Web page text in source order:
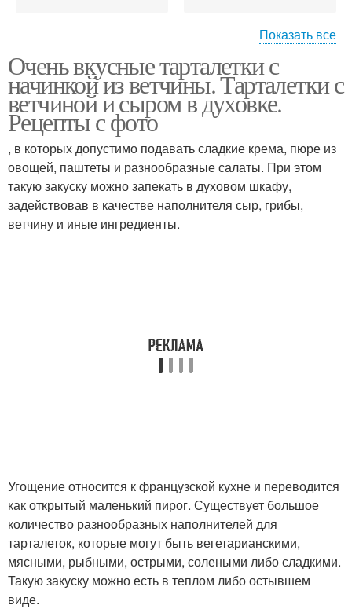
Тарталетки с курицей Тарталетки с овощами
Тарталетки с сыром
Оригинальные
тарталетки
Закуска в тарталетках Вкусные рецепты
Тарталетки с красной Вкусные начинки
Показать все
Очень вкусные тарталетки с
начинкой из ветчины. Тарталетки с
ветчиной и сыром в духовке.
Рецепты с фото
, в которых допустимо подавать сладкие крема, пюре из
овощей, паштеты и разнообразные салаты. При этом
такую закуску можно запекать в духовом шкафу,
задействовав в качестве наполнителя сыр, грибы,
ветчину и иные ингредиенты.
Угощение относится к французской кухне и переводится
как открытый маленький пирог. Существует большое
количество разнообразных наполнителей для
тарталеток, которые могут быть вегетарианскими,
мясными, рыбными, острыми, солеными либо сладкими.
Такую закуску можно есть в теплом либо остывшем
виде.